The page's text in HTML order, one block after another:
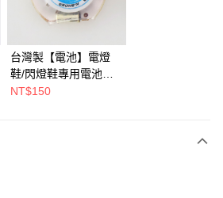
】
品之後才付款」的支付方式。 讓您購物簡單
訊認證，即可結帳。
程】
以上)免運費
台灣製【電池】電燈
鞋/閃燈鞋專用電池
KS-CR1632 (2入)
NT$150